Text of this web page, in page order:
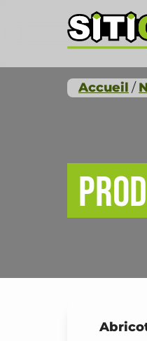
Accueil